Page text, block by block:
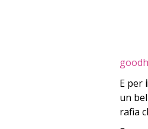
E per
un bel
rafia